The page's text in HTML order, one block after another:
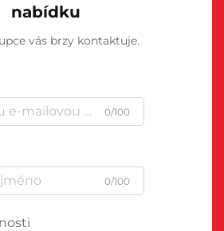
nabídku
vás brzy kontaktuje.
0/100
0/100